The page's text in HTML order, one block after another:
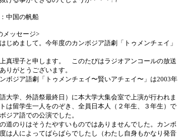
中国の帆船
メッセージ>
じめまして。今年度のカンボジア語劇「トゥメンチェイ」
真理子と申します。 このたびはラジオアンコールの放送
りがとうございます。
ボジア語劇「トゥメンチェイ〜賢いアチェイ〜」は2003年
大学、外語祭最終日）に本大学大集会室で上演が行われま
は留学生一人をのぞき、全員日本人（２年生、３年生）で
ジア語での公演でした。
道のりはそうたやすいものではありませんでした。カンボ
は人によってばらばらでしたし（わたし自身もかなり発音